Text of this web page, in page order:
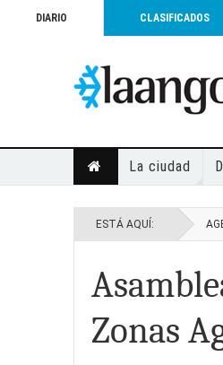
DIARIO CLASIFICADOS
La ciudad
ESTÁ AQUÍ:
Zonas